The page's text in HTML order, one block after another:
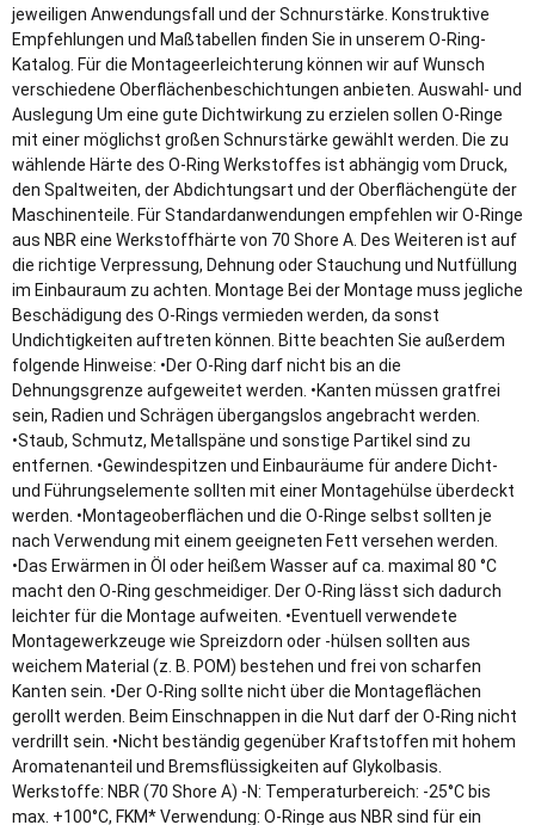
jeweiligen Anwendungsfall und der Schnurstärke. Konstruktive
Empfehlungen und Maßtabellen finden Sie in unserem O-Ring-
Katalog. Für die Montageerleichterung können wir auf Wunsch
verschiedene Oberflächenbeschichtungen anbieten. Auswahl- und
Auslegung Um eine gute Dichtwirkung zu erzielen sollen O-Ringe
mit einer möglichst großen Schnurstärke gewählt werden. Die zu
wählende Härte des O-Ring Werkstoffes ist abhängig vom Druck,
den Spaltweiten, der Abdichtungsart und der Oberflächengüte der
Maschinenteile. Für Standardanwendungen empfehlen wir O-Ringe
aus NBR eine Werkstoffhärte von 70 Shore A. Des Weiteren ist auf
die richtige Verpressung, Dehnung oder Stauchung und Nutfüllung
im Einbauraum zu achten. Montage Bei der Montage muss jegliche
Beschädigung des O-Rings vermieden werden, da sonst
Undichtigkeiten auftreten können. Bitte beachten Sie außerdem
folgende Hinweise: •Der O-Ring darf nicht bis an die
Dehnungsgrenze aufgeweitet werden. •Kanten müssen gratfrei
sein, Radien und Schrägen übergangslos angebracht werden.
•Staub, Schmutz, Metallspäne und sonstige Partikel sind zu
entfernen. •Gewindespitzen und Einbauräume für andere Dicht-
und Führungselemente sollten mit einer Montagehülse überdeckt
werden. •Montageoberflächen und die O-Ringe selbst sollten je
nach Verwendung mit einem geeigneten Fett versehen werden.
•Das Erwärmen in Öl oder heißem Wasser auf ca. maximal 80 °C
macht den O-Ring geschmeidiger. Der O-Ring lässt sich dadurch
leichter für die Montage aufweiten. •Eventuell verwendete
Montagewerkzeuge wie Spreizdorn oder -hülsen sollten aus
weichem Material (z. B. POM) bestehen und frei von scharfen
Kanten sein. •Der O-Ring sollte nicht über die Montageflächen
gerollt werden. Beim Einschnappen in die Nut darf der O-Ring nicht
verdrillt sein. •Nicht beständig gegenüber Kraftstoffen mit hohem
Aromatenanteil und Bremsflüssigkeiten auf Glykolbasis.
Werkstoffe: NBR (70 Shore A) -N: Temperaturbereich: -25°C bis
max. +100°C, FKM* Verwendung: O-Ringe aus NBR sind für ein